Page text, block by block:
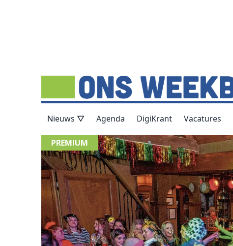
Nieuws ▽ Agenda DigiKrant Vacatures